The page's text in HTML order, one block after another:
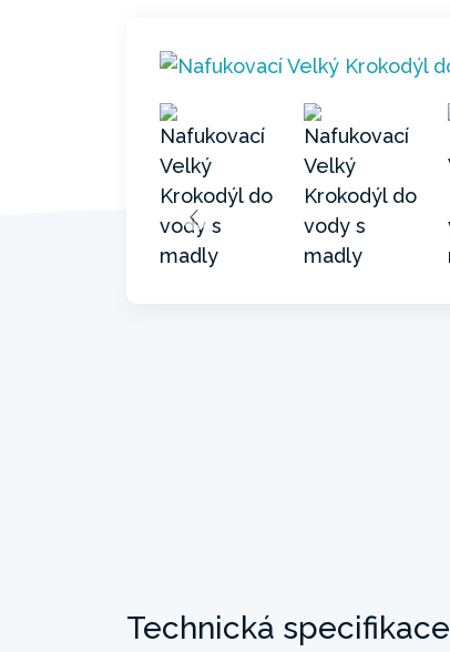
Technická specifikace